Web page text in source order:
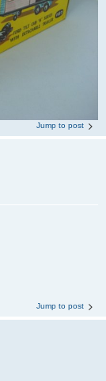
Jump to post
Jump to post